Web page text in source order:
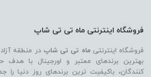
فروشگاه اینترنتی ماه تی تی شاپ
فروشگاه اینترنتیماه تی تی شاپ در منطقه
بهترین برندهای معتبر و اورجینال با
کنندگان، باکیفیت ترین برندهای روز دنیا را